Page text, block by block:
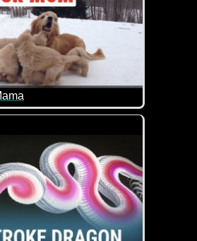
Mamas - sowas von goldig!